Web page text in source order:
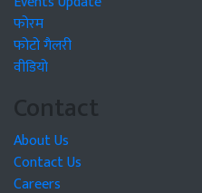
फोरम
फोटो गैलरी
वीडियो
Contact
About Us
Contact Us
Careers